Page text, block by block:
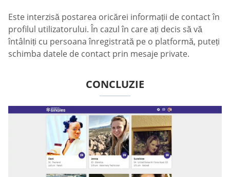
Este interzisă postarea oricărei informații de contact în
profilul utilizatorului. În cazul în care ați decis să vă
întâlniți cu persoana înregistrată pe o platformă, puteți
schimba datele de contact prin mesaje private.
CONCLUZIE